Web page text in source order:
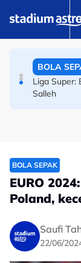
Bola sepak
BOLA
Liga Super:
Salleh
BOLA SEPAK
EURO
Poland,
Saufi
22/06/